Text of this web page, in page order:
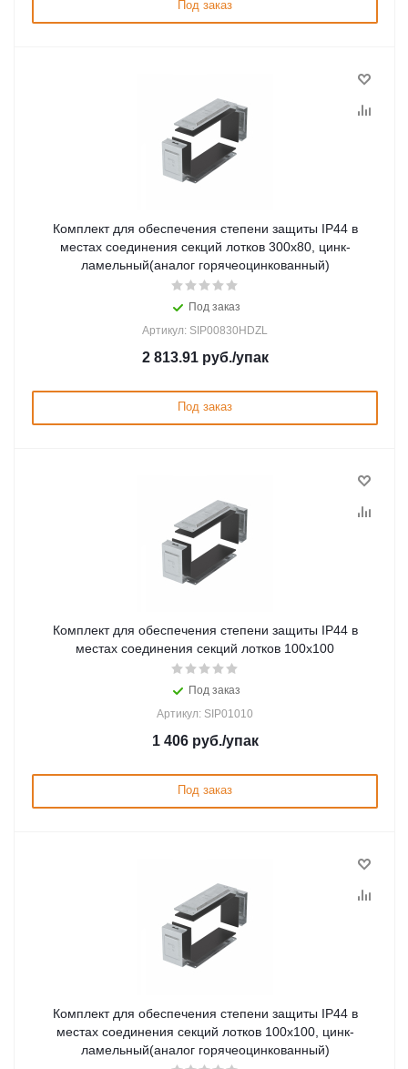
Под заказ
Комплект для обеспечения степени защиты IP44 в
местах соединения секций лотков 300х80, цинк-
ламельный(аналог горячеоцинкованный)
Под заказ
Артикул: SIP00830HDZL
2 813.91руб./упак
Под заказ
Комплект для обеспечения степени защиты IP44 в
местах соединения секций лотков 100х100
Под заказ
Артикул: SIP01010
1 406руб./упак
Под заказ
Комплект для обеспечения степени защиты IP44 в
местах соединения секций лотков 100х100, цинк-
ламельный(аналог горячеоцинкованный)